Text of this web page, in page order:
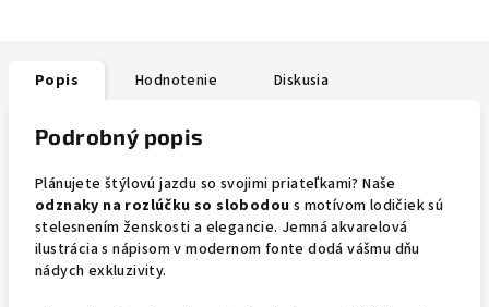
Popis Hodnotenie Diskusia
Podrobný popis
Plánujete štýlovú jazdu so svojimi priateľkami? Naše
odznaky na rozlúčku so slobodou s motívom lodičiek sú
stelesnením ženskosti a elegancie. Jemná akvarelová
ilustrácia s nápisom v modernom fonte dodá vášmu dňu
nádych exkluzivity.